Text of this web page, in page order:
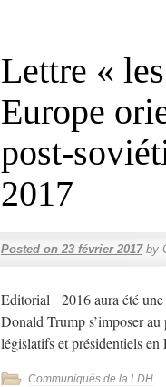
Lettre «
Europe
post-
2017
Posted on 23 février 2017 by
Editorial 2016 aura été une
Donald Trump s’imposer
législatifs et présidentiels
Communiqués de la LDH